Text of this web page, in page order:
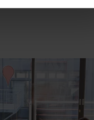
olevaa
käsittelystä
joka on